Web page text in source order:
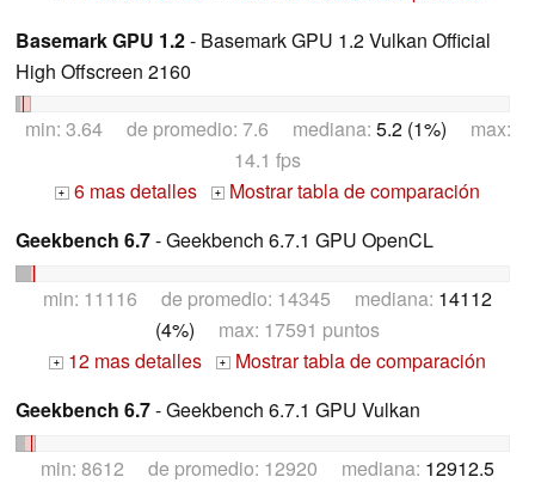
Basemark GPU 1.2- Basemark GPU 1.2 Vulkan Official
High Offscreen 2160
min: 3.64 de promedio: 7.6 mediana: 5.2 (1%) max:
14.1 fps
+ 6 mas detalles +
Mostrar tabla de comparación
Geekbench 6.7- Geekbench 6.7.1 GPU OpenCL
min: 11116 de promedio: 14345 mediana: 14112
(4%) max: 17591 puntos
+ 12 mas detalles + Mostrar tabla de comparación
Geekbench 6.7- Geekbench 6.7.1 GPU Vulkan
min: 8612 de promedio: 12920 mediana: 12912.5